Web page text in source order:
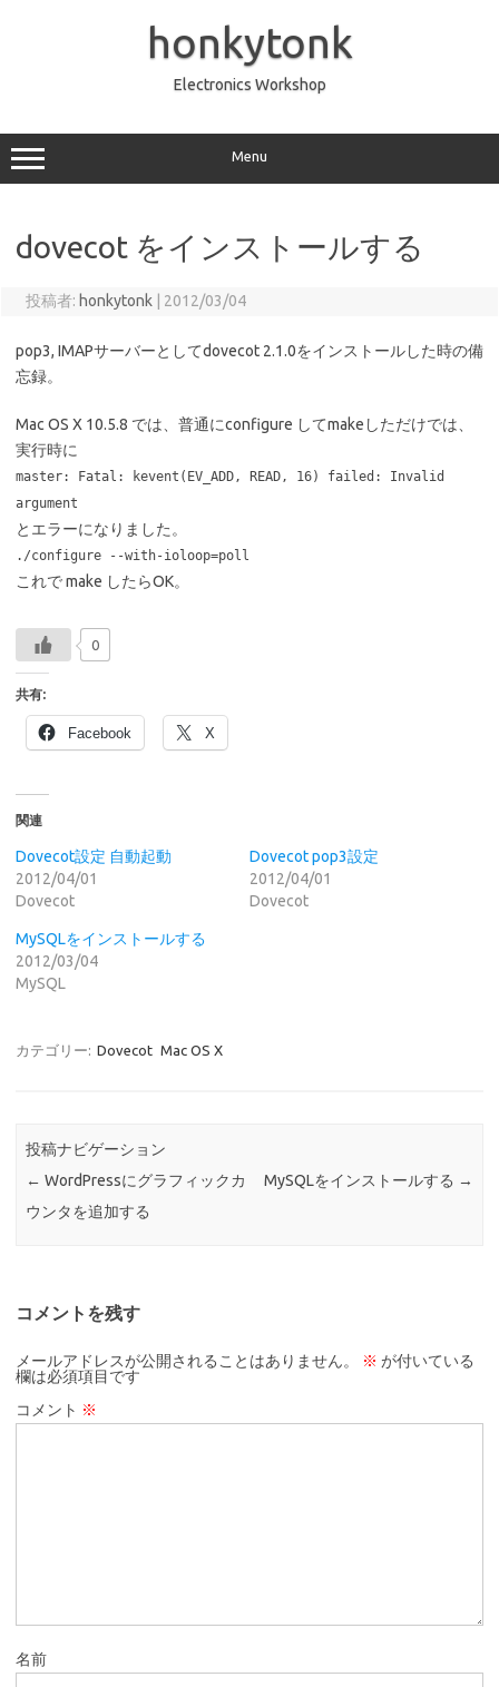
ッ
プ
honkytonk
Electronics Workshop
Menu
dovecot をインストールする
投稿者: honkytonk 2012/03/04
pop3, IMAPサーバーとしてdovecot 2.1.0をインストールした時の備
忘録。
Mac OS X 10.5.8 では、普通にconfigure してmakeしただけでは、
実行時に
master: Fatal: kevent(EV_ADD, READ, 16) failed: Invalid
argument
とエラーになりました。
./configure --with-ioloop=poll
これで make したらOK。
0
共有:
Facebook X
関連
Dovecot設定 自動起動
2012/04/01
Dovecot
Dovecot pop3設定
2012/04/01
Dovecot
MySQLをインストールする
2012/03/04
MySQL
カテゴリー: Dovecot Mac OS X
投稿ナビゲーション
← WordPressにグラフィックカ
ウンタを追加する
MySQLをインストールする →
コメントを残す
メールアドレスが公開されることはありません。 ※ が付いている
欄は必須項目です
コメント ※
名前